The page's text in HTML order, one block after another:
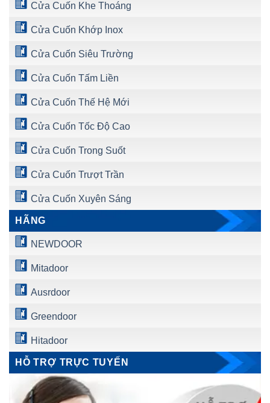
Cửa Cuốn Khe Thoáng
Cửa Cuốn Khớp Inox
Cửa Cuốn Siêu Trường
Cửa Cuốn Tấm Liền
Cửa Cuốn Thế Hệ Mới
Cửa Cuốn Tốc Độ Cao
Cửa Cuốn Trong Suốt
Cửa Cuốn Trượt Trần
Cửa Cuốn Xuyên Sáng
HÃNG
NEWDOOR
Mitadoor
Ausrdoor
Greendoor
Hitadoor
HỖ TRỢ TRỰC TUYẾN